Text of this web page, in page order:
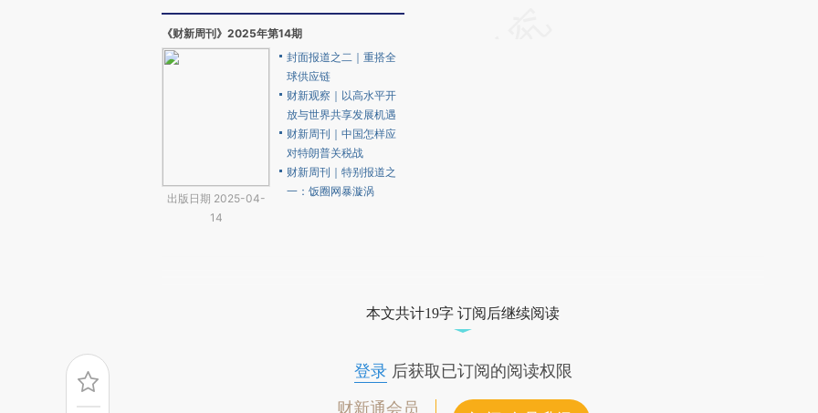
《财新周刊》2025年第14期
出版日期 2025-04-
14
封面报道之二｜重搭全
球供应链
财新观察｜以高水平开
放与世界共享发展机遇
财新周刊｜中国怎样应
对特朗普关税战
财新周刊｜特别报道之
一：饭圈网暴漩涡
本文共计19字 订阅后继续阅读
登录后获取已订阅的阅读权限
财新通会员